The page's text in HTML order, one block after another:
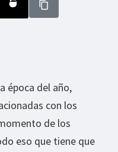
época del año,
con los
de los
eso que tiene que